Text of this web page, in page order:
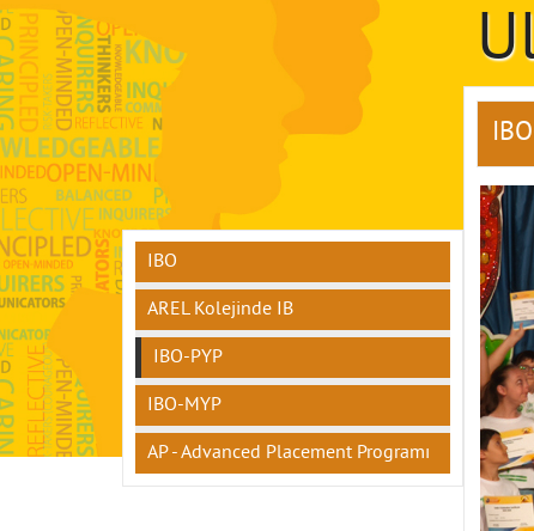
IBO
AREL Kolejinde IB
IBO-PYP
IBO-MYP
AP - Advanced Placement Programı